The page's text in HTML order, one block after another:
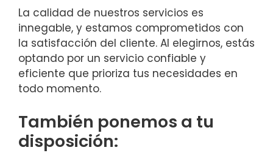
La calidad de nuestros servicios es
innegable, y estamos comprometidos con
la satisfacción del cliente. Al elegirnos, estás
optando por un servicio confiable y
eficiente que prioriza tus necesidades en
todo momento.
También ponemos a tu
disposición: